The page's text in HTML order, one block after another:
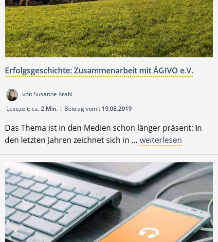
Erfolgsgeschichte: Zusammenarbeit mit ÄGIVO e.V.
von Susanne Krahl
Lesezeit: ca.2 Min. | Beitrag vom : 19.08.2019
Das Thema ist in den Medien schon länger präsent: In
den letzten Jahren zeichnet sich in … weiterlesen